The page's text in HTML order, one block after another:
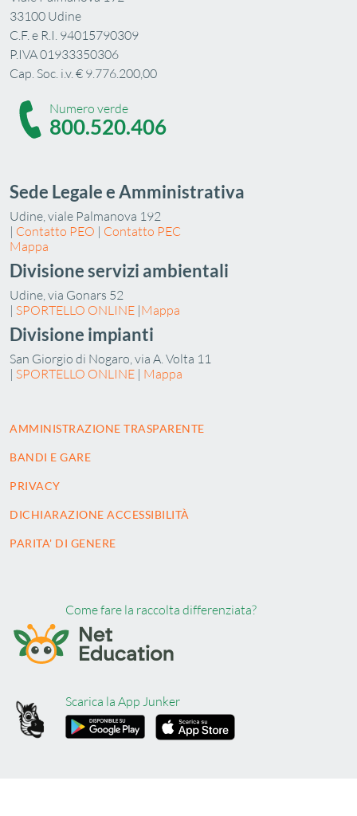
33100 Udine
C.F. e R.I. 94015790309
P.IVA 01933350306
Cap. Soc. i.v. € 9.776.200,00
Numero verde
800.520.406
Sede Legale e Amministrativa
Udine, viale Palmanova 192
| Contatto PEO | Contatto PEC
Mappa
Divisione servizi ambientali
Udine, via Gonars 52
| SPORTELLO ONLINE |Mappa
Divisione impianti
San Giorgio di Nogaro, via A. Volta 11
| SPORTELLO ONLINE | Mappa
AMMINISTRAZIONE TRASPARENTE
BANDI E GARE
PRIVACY
DICHIARAZIONE ACCESSIBILITÀ
PARITA' DI GENERE
Come fare la raccolta differenziata?
Scarica la App Junker